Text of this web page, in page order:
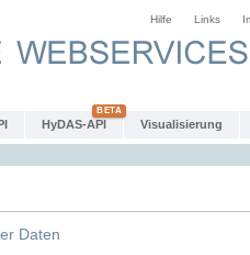
Hilfe Links
HyDAS-API Visualisierung
Daten